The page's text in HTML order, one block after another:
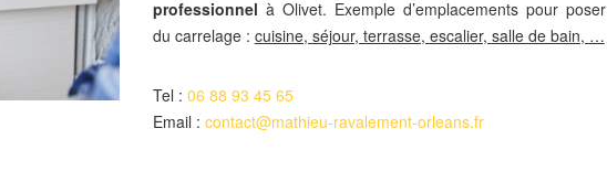
professionnel à Olivet. Exemple d’emplacements pour poser
du carrelage : cuisine, séjour, terrasse, escalier, salle de bain, …
Tel : 06 88 93 45 65
Email : contact@mathieu-ravalement-orleans.fr